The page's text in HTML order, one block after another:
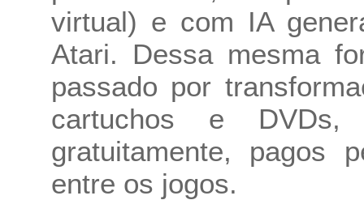
virtual) e com IA
Atari. Dessa mesma
passado por
cartuchos e
gratuitamente, pagos
entre os jogos.